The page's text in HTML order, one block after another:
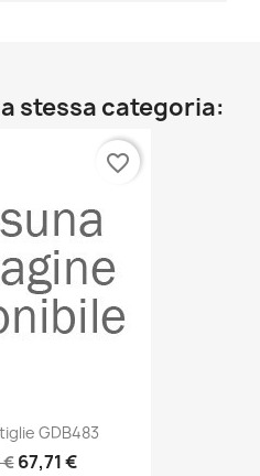
stessa categoria:
GDB483
€ 67,71 €
favorite_border